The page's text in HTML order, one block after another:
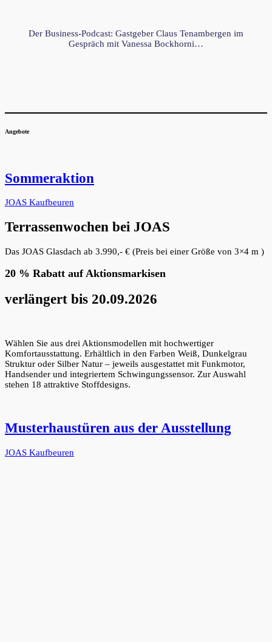
Der Business-Podcast: Gastgeber Claus Tenambergen im
Gespräch mit Vanessa Bockhorni…
Angebote
Sommeraktion
JOAS Kaufbeuren
Terrassenwochen bei JOAS
Das JOAS Glasdach ab 3.990,- € (Preis bei einer Größe von 3×4 m )
20 % Rabatt auf Aktionsmarkisen
verlängert bis 20.09.2026
Wählen Sie aus drei Aktionsmodellen mit hochwertiger
Komfortausstattung. Erhältlich in den Farben Weiß, Dunkelgrau
Struktur oder Silber Natur – jeweils ausgestattet mit Funkmotor,
Handsender und integriertem Schwingungssensor. Zur Auswahl
stehen 18 attraktive Stoffdesigns.
Musterhaustüren aus der Ausstellung
JOAS Kaufbeuren